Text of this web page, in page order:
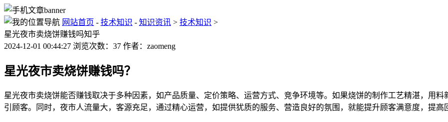
网站首页 - 技术知识 - 知识资讯 > 技术知识 >
星光夜市卖烧饼赚钱吗知乎
2024-12-01 00:44:27 浏览次数：37 作者：zaomeng
星光夜市卖烧饼赚钱吗？
星光夜市卖烧饼能否赚钱取决于多种因素，如产品质量、定价策略、运营方式、竞争环境等。如果烧饼的制作工艺精湛，用
引顾客。同时，夜市人流量大，客源充足，通过精心运营，如提供犹质的服务、营造良好的氛围，就能提升顾客满意度，提高